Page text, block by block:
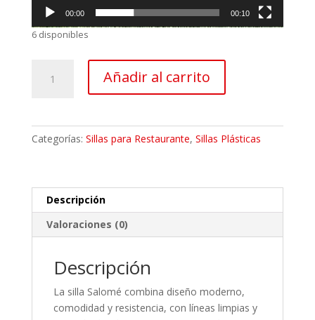
00:00 00:10
6 disponibles
Plástica
cantidad
Añadir al carrito
Categorías: Sillas para Restaurante, Sillas Plásticas
Descripción
Valoraciones (0)
Descripción
La silla Salomé combina diseño moderno,
comodidad y resistencia, con líneas limpias y